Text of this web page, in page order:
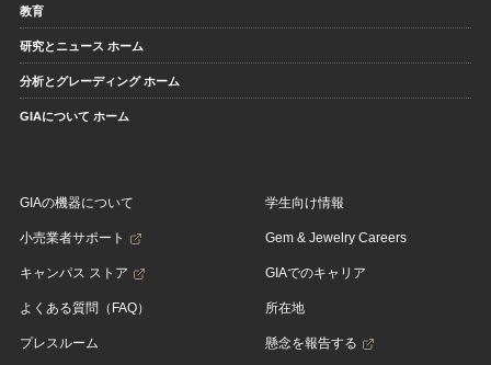
教育
研究とニュース ホーム
分析とグレーディング ホーム
GIAについて ホーム
GIAの機器について
小売業者サポート
キャンパス ストア
よくある質問（FAQ）
プレスルーム
学生向け情報
Gem & Jewelry Careers
GIAでのキャリア
所在地
懸念を報告する